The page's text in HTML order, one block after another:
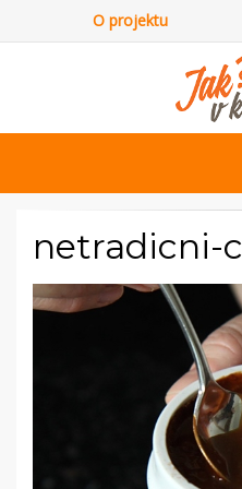
O projektu
netradicni-